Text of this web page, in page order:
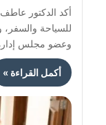
أكد الدكتور
للسياحة
وعضو مجلس
أكمل القراءة »